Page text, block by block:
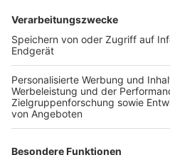
TOP-VEREINE
TOP-PARTNER